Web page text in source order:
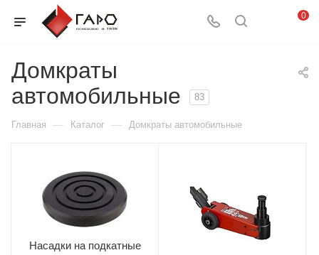
0
Домкраты
автомобильные
83
Главная — Каталог — Домкраты автомобильные
Насадки на подкатные